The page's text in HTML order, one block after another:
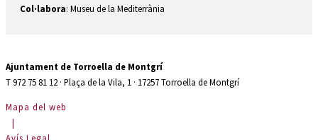
Col·labora: Museu de la Mediterrània
Ajuntament de Torroella de Montgrí
T 972 75 81 12 · Plaça de la Vila, 1 · 17257 Torroella de Montgrí
Mapa del web
|